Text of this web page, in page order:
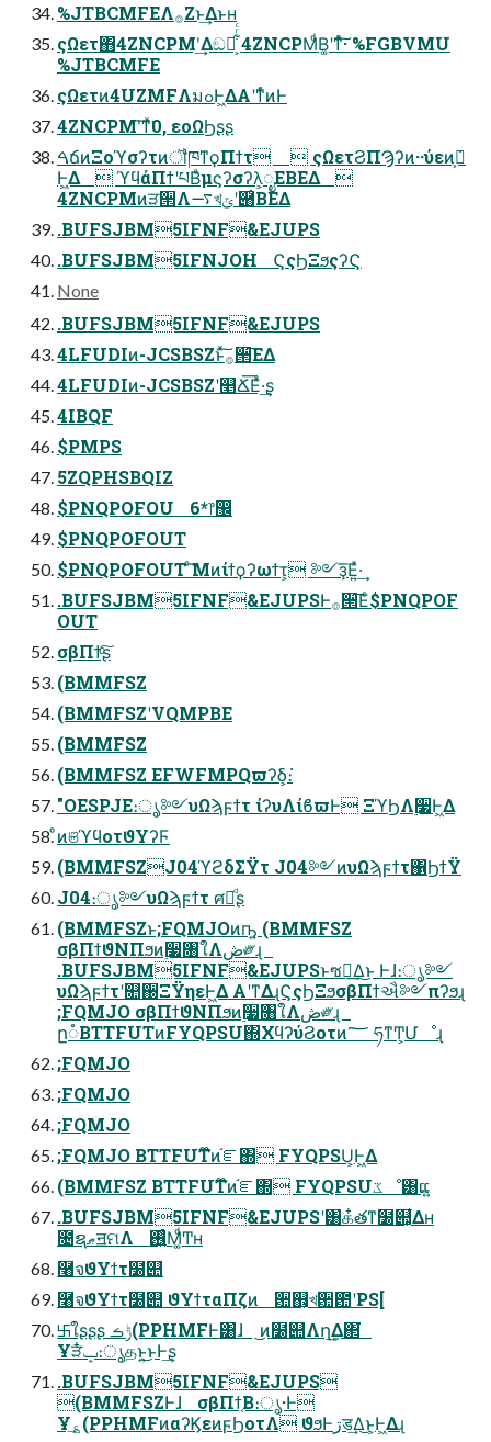
%JTBCMFEΛ࡞Ζ͏ͱ͢Δͱʜ
ςΩετ΋4ZNCPMʹ͢Δඞཁ͕͋ͬͨ 4ZNCPMͩΒ͚ʹͳͬͯ͠·͏ %FGBVMU
%JTBCMFE
ςΩετͷ4UZMFΛมߋͰ͖ΔΑ͏ʹͳͬͨͷͰ
4ZNCPMʹ͠ͳͯ͘0, εοΩϦʂʂ
ࠓճͷΞοϓσʔτͷॏཁͳϙΠϯτ  ςΩετϨΠϠʔͷ··ύεͷ݁߹͕
Ͱ͖Δ  ϓϥάΠϯʹཔΒͣμϛʔσʔλ͕ೖΕΒΕΔ 
4ZNCPMͷੜ੒Λ࠷খݶʹ཈͑ΒΕΔ
.BUFSJBM5IFNF&EJUPS
.BUFSJBM5IFNJOH ϚςϦΞϧςʔϚ
None
.BUFSJBM5IFNF&EJUPS
4LFUDIͷ-JCSBSZͱͯ͠࡞੒͞ΕΔ
4LFUDIͷ-JCSBSZʹ௥Ճ͞Εͯ·͢ʂ
4IBQF
$PMPS
5ZQPHSBQIZ
$PNQPOFOU 6*෦඼
$PNQPOFOUT
$PNQPOFOUT ͨ͘͞Μͷίϯϙʔωϯτ͕ ༻ҙ͞Ε͍ͯ·͢
.BUFSJBM5IFNF&EJUPSͰ࡞੒͞Εͨ$PNQPOF
OUT
σβΠϯͨ͠ʂ
(BMMFSZ
(BMMFSZʹVQMPBE
(BMMFSZ
(BMMFSZ EFWFMPQϖʔδ͕։͘
"OESPJE։ൃ༻υΩϡϝϯτ ίʔυΛίϐϖͰ ΞϓϦΛ࣮૷Ͱ͖Δ
ͦͷଞϓϥοτϑΥʔϜ
(BMMFSZJ04ϓϩδΣΫτ J04༻ͷυΩϡϝϯτ΁ϦϯΫ
J04։ൃ༻υΩϡϝϯτ ศརͩʂ
(BMMFSZͱ;FQMJOͷҧ͍ (BMMFSZ
σβΠϯϑΝΠϧͷ࣮૷৘ใΛڞ༗ɻ
.BUFSJBM5IFNF&EJUPSͱซ༻͢Δ͜ͱ Ͱɺ։ൃ༻
υΩϡϝϯτʹ௚઀ΞΫηεͰ͖Δ Α͏ʹͳΔɻϚςϦΞϧσβΠϯઐ༻πʔϧɻ
;FQMJO σβΠϯϑΝΠϧͷ࣮૷৘ใΛڞ༗ɻ
ը૾BTTFUTͷFYQPSU΍ΧϥʔύϨοτͷ؅ ཧͳͲ͕Մೳɻ
;FQMJO
;FQMJO
;FQMJO
;FQMJO BTTFUT໊ͷ֬ೝ΍ FYQPSU͕Ͱ͖Δ
(BMMFSZ BTTFUT໊ͷ֬ೝ΍ FYQPSUػೳ͸ແ͍
.BUFSJBM5IFNF&EJUPSʹ͸க໋తͳ໰୊͕͋Δʜ
೔ຊޠॻମΛ ࢖͍͍ͨΜ͚ͩͲʜ
࿨จϑΥϯτ໰୊
࿨จϑΥϯτ໰୊ ϑΥϯταΠζͷ ਺஋͕খ਺఺ʹPS[
࿕ใʂʂʂ ݱࡏ(PPHMFͰ͸ɺ ͜ͷ໰୊Λղܾ͢Δ΂͘
Ұੜݒ໋։ൃதͱ͍͏͜ͱͰ͢ʂ
.BUFSJBM5IFNF&EJUPS
(BMMFSZͰɺ σβΠϯ͔Β։ൃ·Ͱ
Ұ؏ͯ͠(PPHMFͷαʔϏεͷϝϦοτΛ ϑϧͰڗड͢Δ͜ͱ͕Ͱ͖Δɻ